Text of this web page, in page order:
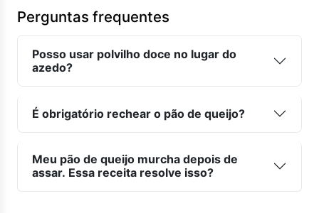
Perguntas frequentes
Posso usar polvilho doce no lugar do
azedo?
É obrigatório rechear o pão de queijo?
Meu pão de queijo murcha depois de
assar. Essa receita resolve isso?